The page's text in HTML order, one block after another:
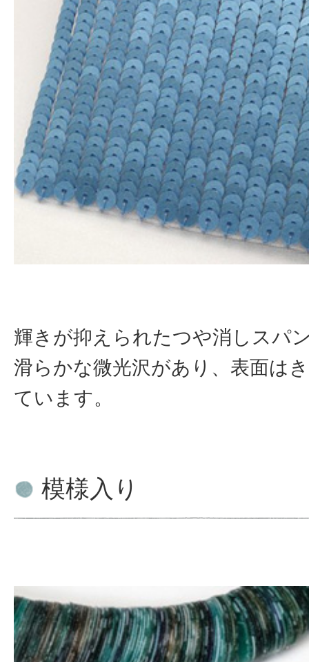
輝きが抑えられたつや消しスパ
滑らかな微光沢があり、表面は
ています。
模様入り